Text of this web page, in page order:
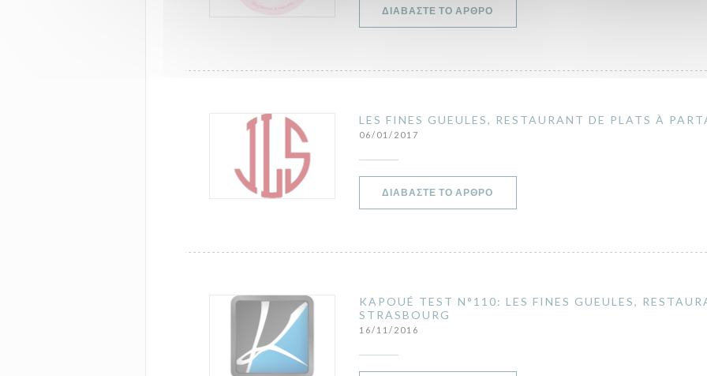
ΔΙΑΒΆΣΤΕ ΤΟ ΆΡΘΡΟ
LES FINES GUEULES, RESTAURANT DE PLATS À
06/01/2017
ΔΙΑΒΆΣΤΕ ΤΟ ΆΡΘΡΟ
KAPOUÉ TEST N°110: LES FINES GUEULES,
STRASBOURG
16/11/2016